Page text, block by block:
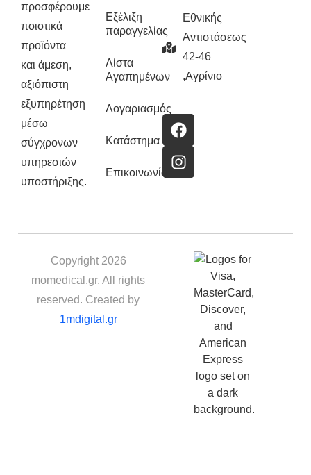
προσφέρουμε
ποιοτικά
προϊόντα
και άμεση,
αξιόπιστη
εξυπηρέτηση
μέσω
σύγχρονων
υπηρεσιών
υποστήριξης.
Εξέλιξη
παραγγελίας
Λίστα
Αγαπημένων
Λογαριασμός
Κατάστημα
Επικοινωνία
Εθνικής
Αντιστάσεως
42-46
,Αγρίνιο
Copyright 2026
momedical.gr. All rights
reserved. Created by
1mdigital.gr